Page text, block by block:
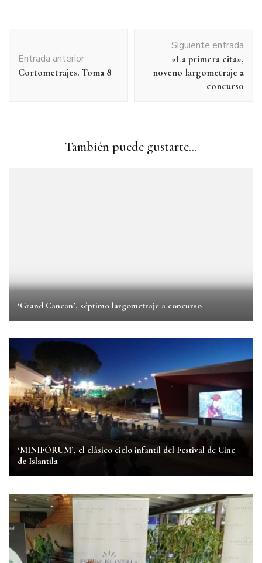
de
entradas
Entrada anterior
Cortometrajes. Toma 8
Siguiente entrada
«La primera cita»,
noveno largometraje a
concurso
También puede gustarte...
‘Grand Cancan’, séptimo largometraje a concurso
‘MINIFÓRUM’, el clásico ciclo infantil del Festival de Cine
de Islantila